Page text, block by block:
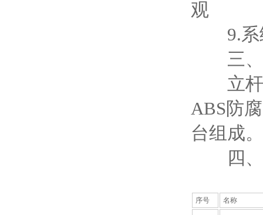
观
9.系统
三、
立杆
ABS防
台组成。
四、
序号 名称